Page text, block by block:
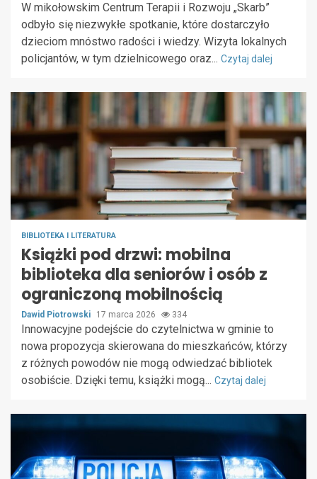
W mikołowskim Centrum Terapii i Rozwoju „Skarb”
odbyło się niezwykłe spotkanie, które dostarczyło
dzieciom mnóstwo radości i wiedzy. Wizyta lokalnych
policjantów, w tym dzielnicowego oraz... Czytaj dalej
BIBLIOTEKA I LITERATURA
Książki pod drzwi: mobilna
biblioteka dla seniorów i osób z
ograniczoną mobilnością
Dawid Piotrowski 17 marca 2026 334
Innowacyjne podejście do czytelnictwa w gminie to
nowa propozycja skierowana do mieszkańców, którzy
z różnych powodów nie mogą odwiedzać bibliotek
osobiście. Dzięki temu, książki mogą... Czytaj dalej